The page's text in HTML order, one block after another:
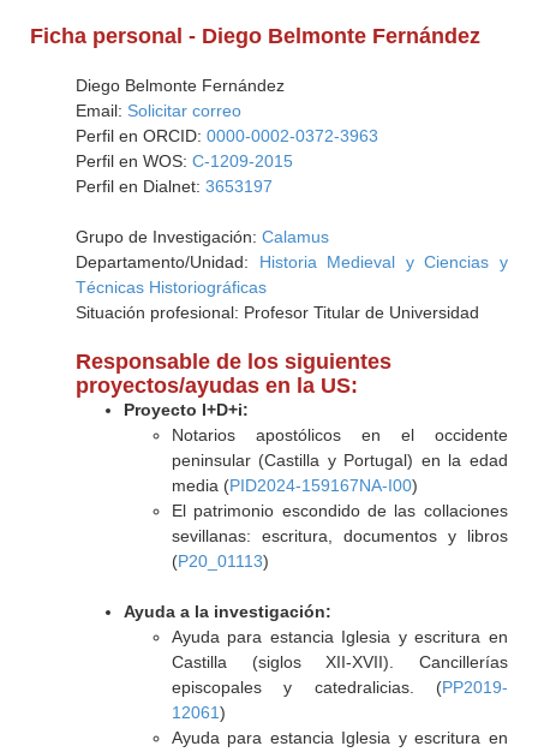
Ficha personal - Diego Belmonte Fernández
Diego Belmonte Fernández
Email: Solicitar correo
Perfil en ORCID: 0000-0002-0372-3963
Perfil en WOS: C-1209-2015
Perfil en Dialnet: 3653197
Grupo de Investigación: Calamus
Departamento/Unidad: Historia Medieval y Ciencias y
Técnicas Historiográficas
Situación profesional: Profesor Titular de Universidad
Responsable de los siguientes
proyectos/ayudas en la US:
Proyecto I+D+i:
Notarios apostólicos en el occidente
peninsular (Castilla y Portugal) en la edad
media (PID2024-159167NA-I00)
El patrimonio escondido de las collaciones
sevillanas: escritura, documentos y libros
(P20_01113)
Ayuda a la investigación:
Ayuda para estancia Iglesia y escritura en
Castilla (siglos XII-XVII). Cancillerías
episcopales y catedralicias. (PP2019-
12061)
Ayuda para estancia Iglesia y escritura en